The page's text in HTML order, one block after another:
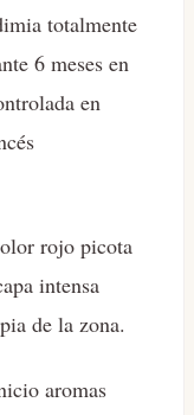
totalmente
6 meses en
en
rojo picota
intensa
de la zona.
aromas